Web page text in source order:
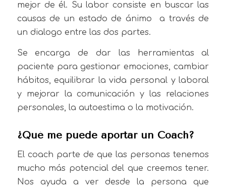
mejor de él. Su labor consiste en buscar las
causas de un estado de ánimo a través de
un dialogo entre las dos partes.
Se encarga de dar las herramientas al
paciente para gestionar emociones, cambiar
hábitos, equilibrar la vida personal y laboral
y mejorar la comunicación y las relaciones
personales, la autoestima o la motivación.
¿Qué me puede aportar un Coach?
El coach parte de que las personas tenemos
mucho más potencial del que creemos tener.
Nos ayuda a ver desde la persona que